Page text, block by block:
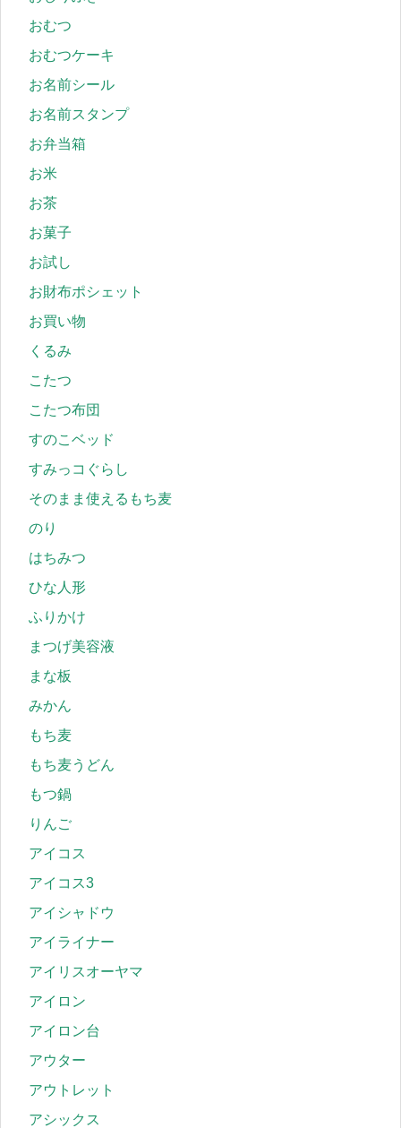
おむつ
おむつケーキ
お名前シール
お名前スタンプ
お弁当箱
お米
お茶
お菓子
お試し
お財布ポシェット
お買い物
くるみ
こたつ
こたつ布団
すのこベッド
すみっコぐらし
そのまま使えるもち麦
のり
はちみつ
ひな人形
ふりかけ
まつげ美容液
まな板
みかん
もち麦
もち麦うどん
もつ鍋
りんご
アイコス
アイコス3
アイシャドウ
アイライナー
アイリスオーヤマ
アイロン
アイロン台
アウター
アウトレット
アシックス